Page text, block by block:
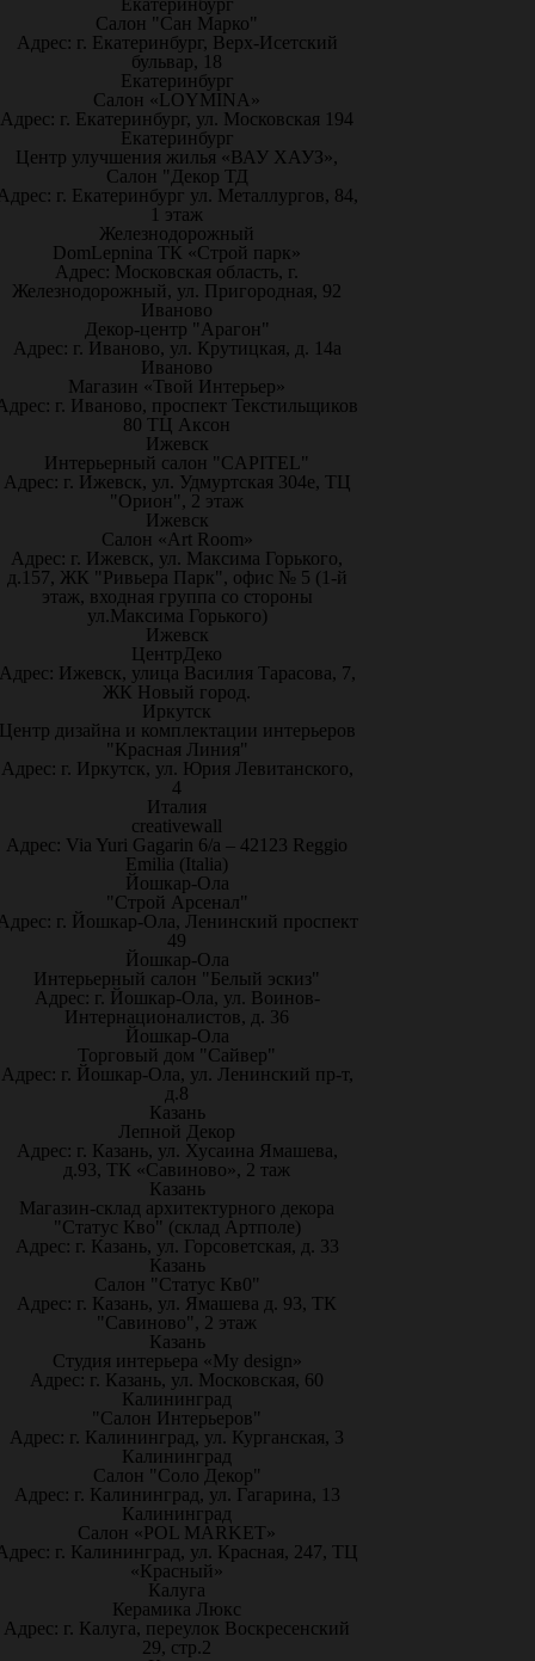
Екатеринбург
Салон "Сан Марко"
Адрес: г. Екатеринбург, Верх-Исетский
бульвар, 18
Екатеринбург
Салон «LOYMINA»
Адрес: г. Екатеринбург, ул. Московская 194
Екатеринбург
Центр улучшения жилья «ВАУ ХАУЗ»,
Салон "Декор ТД
г. Екатеринбург ул. Металлургов, 84,
1 этаж
Железнодорожный
DomLepnina ТК «Строй парк»
Адрес: Московская область, г.
Железнодорожный, ул. Пригородная, 92
Иваново
Декор-центр "Арагон"
Адрес: г. Иваново, ул. Крутицкая, д. 14а
Иваново
Магазин «Твой Интерьер»
г. Иваново, проспект Текстильщиков
80 ТЦ Аксон
Ижевск
Интерьерный салон "CAPITEL"
Адрес: г. Ижевск, ул. Удмуртская 304е, ТЦ
"Орион", 2 этаж
Ижевск
Салон «Art Room»
Адрес: г. Ижевск, ул. Максима Горького,
д.157, ЖК "Ривьера Парк", офис № 5 (1-й
этаж, входная группа со стороны
ул.Максима Горького)
Ижевск
ЦентрДеко
Ижевск, улица Василия Тарасова, 7,
ЖК Новый город.
Иркутск
дизайна и комплектации интерьеров
"Красная Линия"
Адрес: г. Иркутск, ул. Юрия Левитанского,
4
Италия
creativewall
Адрес: Via Yuri Gagarin 6/a – 42123 Reggio
Emilia (Italia)
Йошкар-Ола
"Строй Арсенал"
г. Йошкар-Ола, Ленинский проспект
49
Йошкар-Ола
Интерьерный салон "Белый эскиз"
Адрес: г. Йошкар-Ола, ул. Воинов-
Интернационалистов, д. 36
Йошкар-Ола
Торговый дом "Сайвер"
Адрес: г. Йошкар-Ола, ул. Ленинский пр-т,
д.8
Казань
Лепной Декор
Адрес: г. Казань, ул. Хусаина Ямашева,
д.93, ТК «Савиново», 2 таж
Казань
Магазин-склад архитектурного декора
"Статус Кво" (склад Артполе)
Адрес: г. Казань, ул. Горсоветская, д. 33
Казань
Салон "Статус Кв0"
Адрес: г. Казань, ул. Ямашева д. 93, ТК
"Савиново", 2 этаж
Казань
Студия интерьера «My design»
Адрес: г. Казань, ул. Московская, 60
Калининград
"Салон Интерьеров"
Адрес: г. Калининград, ул. Курганская, 3
Калининград
Салон "Соло Декор"
Адрес: г. Калининград, ул. Гагарина, 13
Калининград
Салон «POL MARKET»
г. Калининград, ул. Красная, 247, ТЦ
«Красный»
Калуга
Керамика Люкс
Адрес: г. Калуга, переулок Воскресенский
29, стр.2